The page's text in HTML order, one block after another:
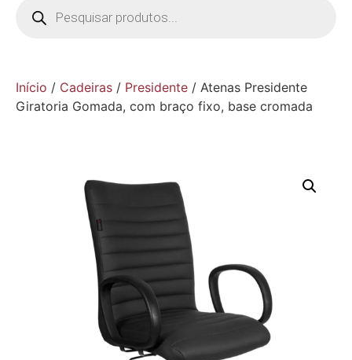
Início / Cadeiras / Presidente / Atenas Presidente
Giratoria Gomada, com braço fixo, base cromada